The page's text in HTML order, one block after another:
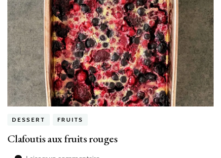
DESSERT FRUITS
Clafoutis aux fruits rouges